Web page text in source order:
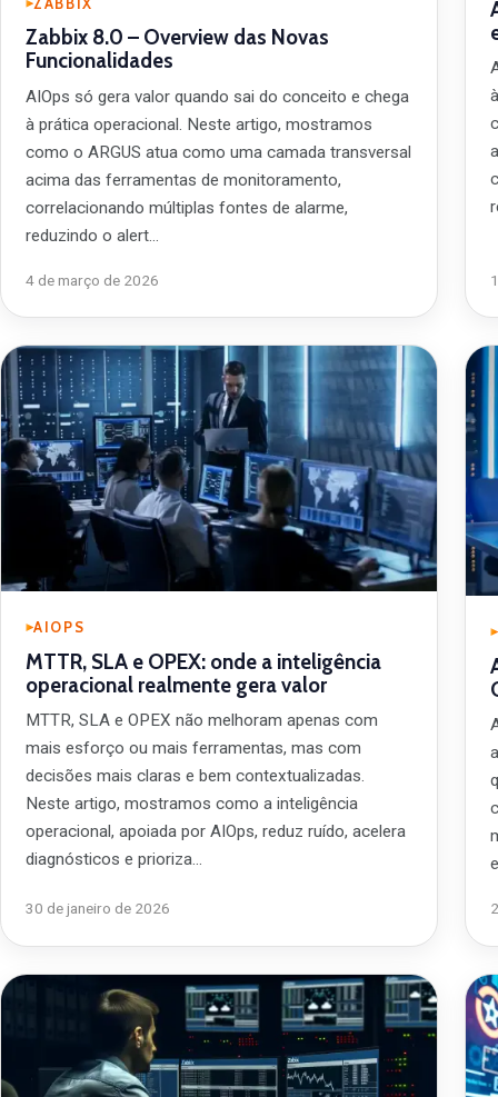
ZABBIX
Zabbix 8.0 – Overview das Novas
Funcionalidades
AIOps só gera valor quando sai do conceito e chega
à prática operacional. Neste artigo, mostramos
como o ARGUS atua como uma camada transversal
acima das ferramentas de monitoramento,
correlacionando múltiplas fontes de alarme,
reduzindo o alert…
4 de março de 2026
AIOPS
MTTR, SLA e OPEX: onde a inteligência
operacional realmente gera valor
MTTR, SLA e OPEX não melhoram apenas com
mais esforço ou mais ferramentas, mas com
decisões mais claras e bem contextualizadas.
Neste artigo, mostramos como a inteligência
operacional, apoiada por AIOps, reduz ruído, acelera
diagnósticos e prioriza…
30 de janeiro de 2026